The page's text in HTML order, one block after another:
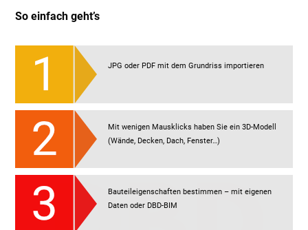
So einfach geht’s
JPG oder PDF mit dem Grund­riss impor­tieren
Mit wenigen Maus­klicks haben Sie ein 3D-Modell
(Wände, Decken, Dach, Fenster…)
Bauteileigenschaften bestimmen – mit eigenen
Daten oder DBD-BIM